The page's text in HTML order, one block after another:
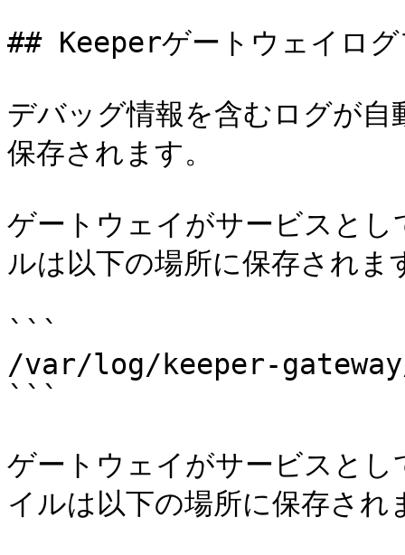
## Keeperゲートウェイログ
デバッグ情報を含むログが
保存されます。
ゲートウェイがサービスと
ルは以下の場所に保存されま
```
/var/log/keeper-
```
ゲートウェイがサービスと
イルは以下の場所に保存され